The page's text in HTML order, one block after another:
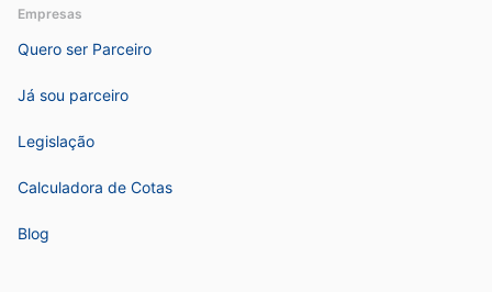
Empresas
Quero ser Parceiro
Já sou parceiro
Legislação
Calculadora de Cotas
Blog